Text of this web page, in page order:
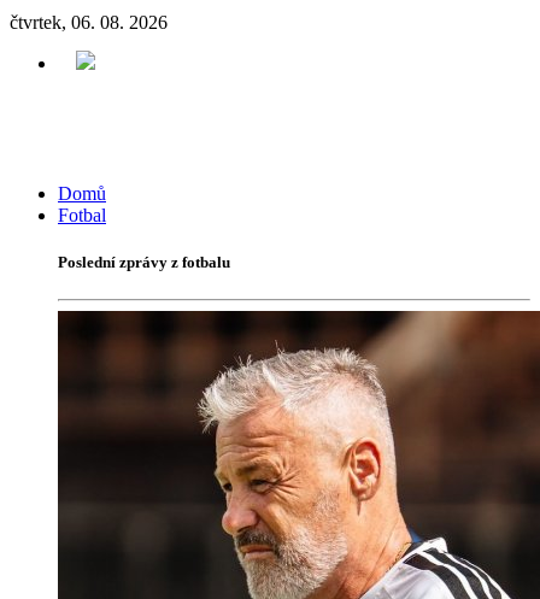
čtvrtek, 06. 08. 2026
Domů
Fotbal
Poslední zprávy z fotbalu